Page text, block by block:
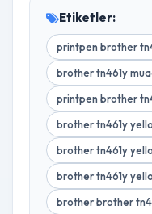
Etiketler:
printpen brother
brother tn461y
printpen brother
brother tn461y
brother tn461y
brother tn461y
brother brother